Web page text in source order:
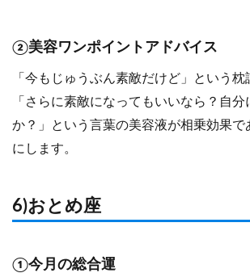
②美容ワンポイントアドバイス
「今もじゅうぶん素敵だけど」という枕
「さらに素敵になってもいいなら？自分
か？」という言葉の美容液が相乗効果で
にします。
6)おとめ座
①今月の総合運